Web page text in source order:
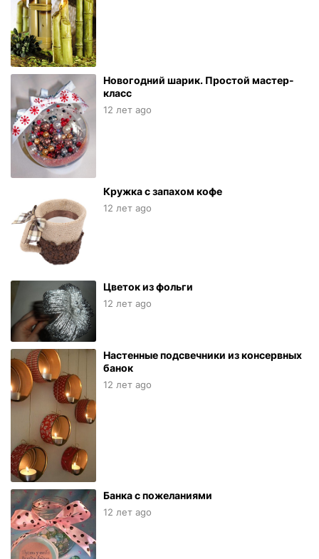
Новогодний шарик. Простой мастер-
класс
12 лет ago
Кружка с запахом кофе
12 лет ago
Цветок из фольги
12 лет ago
Настенные подсвечники из консервных
банок
12 лет ago
Банка с пожеланиями
12 лет ago